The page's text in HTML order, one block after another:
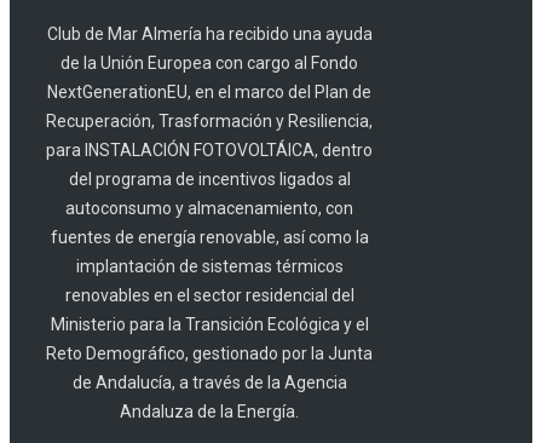
Club de Mar Almería ha recibido una ayuda
de la Unión Europea con cargo al Fondo
NextGenerationEU, en el marco del Plan de
Recuperación, Trasformación y Resiliencia,
para INSTALACIÓN FOTOVOLTÁICA, dentro
del programa de incentivos ligados al
autoconsumo y almacenamiento, con
fuentes de energía renovable, así como la
implantación de sistemas térmicos
renovables en el sector residencial del
Ministerio para la Transición Ecológica y el
Reto Demográfico, gestionado por la Junta
de Andalucía, a través de la Agencia
Andaluza de la Energía.